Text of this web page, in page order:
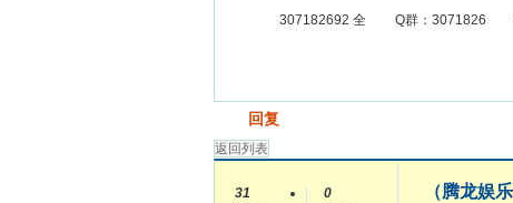
307182692 全 Q群：3071826
回复
返回列表
31
0
（腾龙娱